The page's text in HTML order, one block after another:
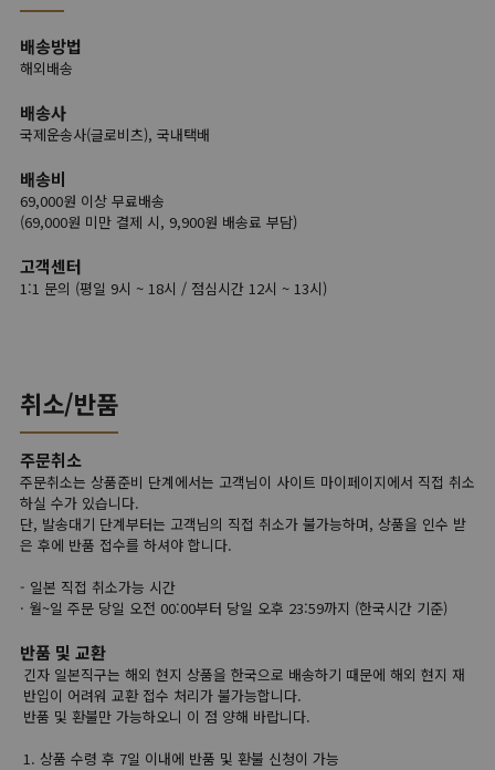
배송방법
해외배송
배송사
국제운송사(글로비츠), 국내택배
배송비
69,000원 이상 무료배송
(69,000원 미만 결제 시, 9,900원 배송료 부담)
고객센터
1:1 문의 (평일 9시 ~ 18시 / 점심시간 12시 ~ 13시)
취소/반품
주문취소
주문취소는 상품준비 단계에서는 고객님이 사이트 마이페이지에서 직접 취소
하실 수가 있습니다.
단, 발송대기 단계부터는 고객님의 직접 취소가 불가능하며, 상품을 인수 받
은 후에 반품 접수를 하셔야 합니다.
- 일본 직접 취소가능 시간
· 월~일 주문 당일 오전 00:00부터 당일 오후 23:59까지 (한국시간 기준)
반품 및 교환
긴자 일본직구는 해외 현지 상품을 한국으로 배송하기 때문에 해외 현지 재
반입이 어려워 교환 접수 처리가 불가능합니다.
반품 및 환불만 가능하오니 이 점 양해 바랍니다.
1. 상품 수령 후 7일 이내에 반품 및 환불 신청이 가능